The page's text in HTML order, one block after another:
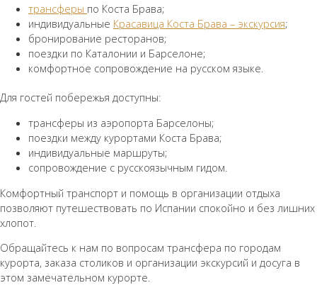
трансферы по Коста Брава;
индивидуальные Красавица Коста Брава – экскурсия;
бронирование ресторанов;
поездки по Каталонии и Барселоне;
комфортное сопровождение на русском языке.
Для гостей побережья доступны:
трансферы из аэропорта Барселоны;
поездки между курортами Коста Брава;
индивидуальные маршруты;
сопровождение с русскоязычным гидом.
Комфортный транспорт и помощь в организации отдыха
позволяют путешествовать по Испании спокойно и без лишних
хлопот.
Обращайтесь к нам по вопросам трансфера по городам
курорта, заказа столиков и организации экскурсий и досуга в
этом замечательном курорте.